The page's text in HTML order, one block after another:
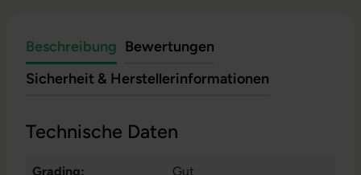
Beschreibung Bewertungen
Sicherheit & Herstellerinformationen
Technische Daten
Grading: Gut